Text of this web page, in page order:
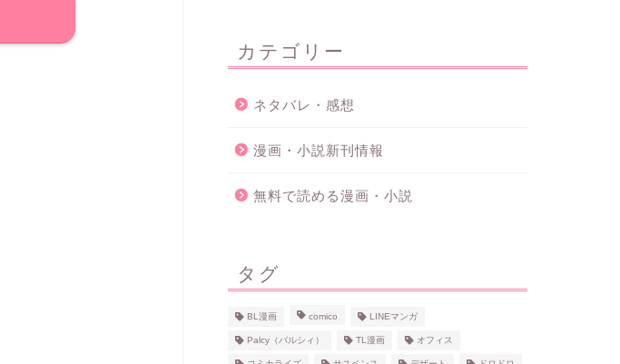
カテゴリー
ネタバレ・感想
漫画・小説新刊情報
無料で読める漫画・小説
タグ
BL漫画 comico LINEマンガ
Palcy（パルシィ） TL漫画 オフィス